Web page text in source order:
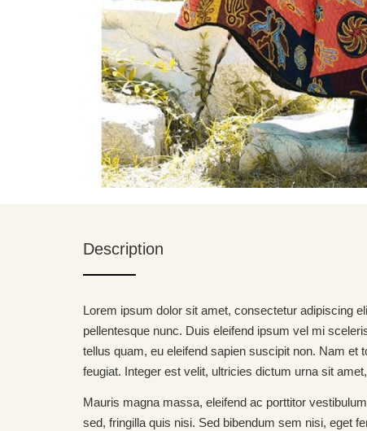
Description
Lorem ipsum dolor sit amet, consectetur adipiscing
pellentesque nunc. Duis eleifend ipsum vel mi
tellus quam, eu eleifend sapien suscipit non. Nam et
feugiat. Integer est velit, ultricies dictum urna sit
Mauris magna massa, eleifend ac porttitor
sed, fringilla quis nisi. Sed bibendum sem nisi, eget